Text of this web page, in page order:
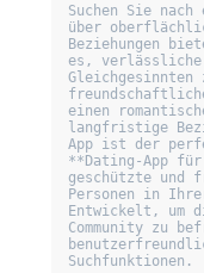
Suchen Sie
über
Beziehungen
es, verlässliche
Gleichgesinnten
einen
langfristige
App ist der
**Dating-App
geschützte und
Personen in
Entwickelt, um
Community zu
Suchfunktionen.